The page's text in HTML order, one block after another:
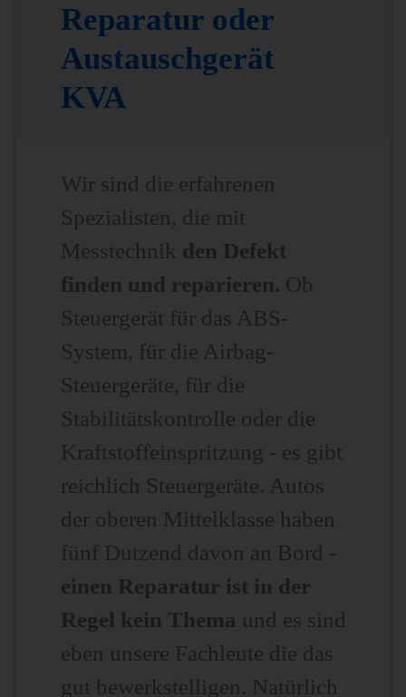
Reparatur oder
Austauschgerät
KVA
Wir sind die erfahrenen
Spezialisten, die mit
Messtechnik den Defekt
finden und reparieren. Ob
Steuergerät für das ABS-
System, für die Airbag-
Steuergeräte, für die
Stabilitätskontrolle oder die
Kraftstoffeinspritzung - es gibt
reichlich Steuergeräte. Autos
der oberen Mittelklasse haben
fünf Dutzend davon an Bord -
einen Reparatur ist in der
Regel kein Thema und es sind
eben unsere Fachleute die das
gut bewerkstelligen. Natürlich